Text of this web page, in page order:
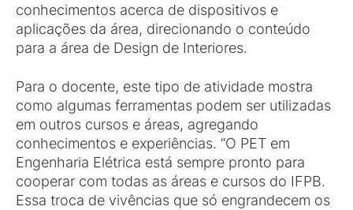
conhecimentos acerca de dispositivos e
aplicações da área, direcionando o conteúdo
para a área de Design de Interiores.
Para o docente, este tipo de atividade mostra
como algumas ferramentas podem ser utilizadas
em outros cursos e áreas, agregando
conhecimentos e experiências. “O PET em
Engenharia Elétrica está sempre pronto para
cooperar com todas as áreas e cursos do IFPB.
Essa troca de vivências que só engrandecem os